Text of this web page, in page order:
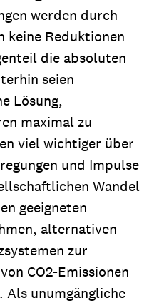
werden durch
keine Reduktionen
die absoluten
seien
Lösung,
maximal zu
viel wichtiger über
und Impulse
Wandel
geeigneten
alternativen
zur
CO2-Emissionen
Als unumgängliche